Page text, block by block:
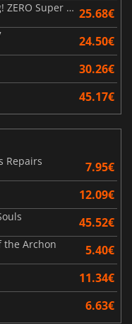
DRAGON BALL Sparking! ZERO Super Limit Breaking NEO 25.68€
24.50€
30.26€
45.17€
Repairs
7.95€
12.09€
45.52€
the Archon 5.40€
11.34€
6.63€